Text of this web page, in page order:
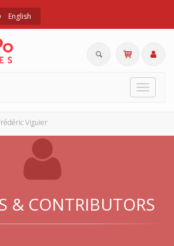
English
Toggle
Viguier
& CONTRIBUTORS